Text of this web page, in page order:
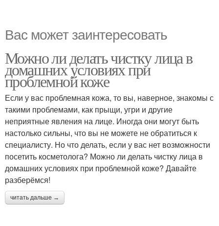
Вас может заинтересовать
Можно ли делать чистку лица в
домашних условиях при
проблемной коже
Если у вас проблемная кожа, то вы, наверное, знакомы с
такими проблемами, как прыщи, угри и другие
неприятные явления на лице. Иногда они могут быть
настолько сильны, что вы не можете не обратиться к
специалисту. Но что делать, если у вас нет возможности
посетить косметолога? Можно ли делать чистку лица в
домашних условиях при проблемной коже? Давайте
разберёмся!
читать дальше →